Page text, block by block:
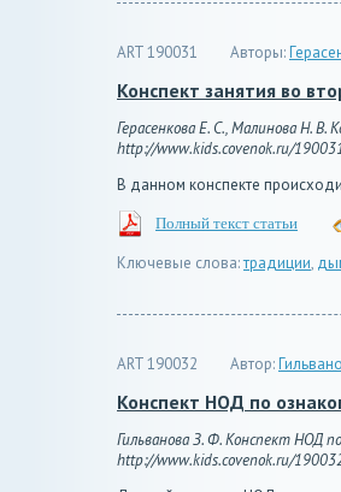
ART 190031 Авторы:
Конспект занятия во
Герасенкова Е. С., Малинова Н.
http://www.kids.covenok.ru/
В данном конспекте
Полный текст статьи
Ключевые слова:традиции,
ART 190032 Автор:
Конспект НОД по
Гильванова З. Ф. Конспект НОД
http://www.kids.covenok.ru/